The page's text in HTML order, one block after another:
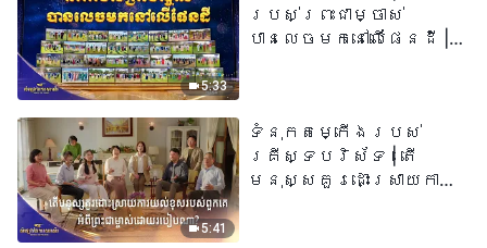
5:33
របស់ព្រះជាម្ចាស់
បានលេចមកនៅលើផែនដី |
5:41
ទំនុកតម្កើង​របស់​
គ្រីស្ទបរិស័ទ​ | តើ
មនុស្សគួរដោះស្រាយការ